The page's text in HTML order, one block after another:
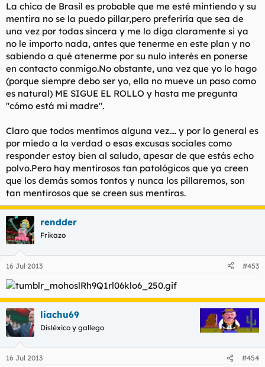
La chica de Brasil es probable que me esté mintiendo y su
mentira no se la puedo pillar,pero preferiría que sea de
una vez por todas sincera y me lo diga claramente si ya
no le importo nada, antes que tenerme en este plan y no
sabiendo a qué atenerme por su nulo interés en ponerse
en contacto conmigo.No obstante, una vez que yo lo hago
(porque siempre debo ser yo, ella no mueve un paso como
es natural) ME SIGUE EL ROLLO y hasta me pregunta
"cómo está mi madre".
Claro que todos mentimos alguna vez.... y por lo general es
por miedo a la verdad o esas excusas sociales como
responder estoy bien al saludo, apesar de que estás echo
polvo.Pero hay mentirosos tan patológicos que ya creen
que los demás somos tontos y nunca los pillaremos, son
tan mentirosos que se creen sus mentiras.
rendder
Frikazo
16 Jul 2013 #453
liachu69
Disléxico y gallego
16 Jul 2013 #454